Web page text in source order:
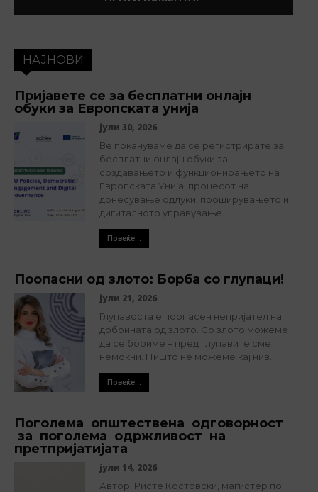
НАЈНОВИ
Пријавете се за бесплатни онлајн
обуки за Европската унија
јули 30, 2026
Ве покануваме да се регистрирате за
бесплатни онлајн обуки за
создавањето и функционирањето на
Европската Унија, процесот на
донесување одлуки, проширувањето и
дигиталното управување...
Повеќе...
Поопасни од злото: Борба со глупаци!
јули 21, 2026
Глупавоста е поопасен непријател на
добрината од злото. Со злото можеме
да се бориме – пред глупавите сме
немоќни. Ништо не можеме кај нив...
Повеќе...
Поголема општествена одговорност
за поголема одржливост на
претпријатијата
јули 14, 2026
Автор: Ристе Костовски, магистер по